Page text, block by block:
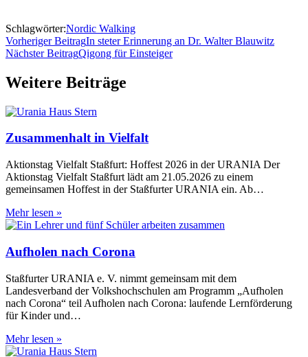
Schlagwörter:Nordic Walking
Vorheriger BeitragIn steter Erinnerung an Dr. Walter Blauwitz
Nächster BeitragQigong für Einsteiger
Weitere Beiträge
Zusammenhalt in Vielfalt
Aktionstag Vielfalt Staßfurt: Hoffest 2026 in der URANIA Der
Aktionstag Vielfalt Staßfurt lädt am 21.05.2026 zu einem
gemeinsamen Hoffest in der Staßfurter URANIA ein. Ab…
Mehr lesen »
in
Aufholen nach Corona
Staßfurter URANIA e. V. nimmt gemeinsam mit dem
Landesverband der Volkshochschulen am Programm „Aufholen
nach Corona“ teil Aufholen nach Corona: laufende Lernförderung
für Kinder und…
Mehr lesen »
nach